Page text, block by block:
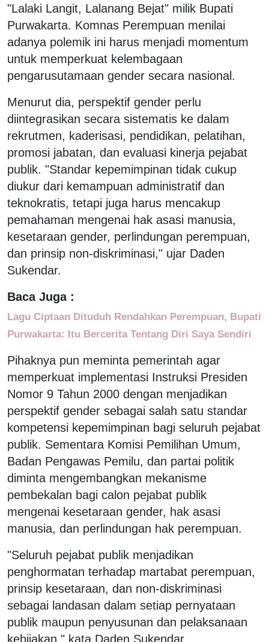
"Lalaki Langit, Lalanang Bejat" milik Bupati
Purwakarta. Komnas Perempuan menilai
adanya polemik ini harus menjadi momentum
untuk memperkuat kelembagaan
pengarusutamaan gender secara nasional.
Menurut dia, perspektif gender perlu
diintegrasikan secara sistematis ke dalam
rekrutmen, kaderisasi, pendidikan, pelatihan,
promosi jabatan, dan evaluasi kinerja pejabat
publik. "Standar kepemimpinan tidak cukup
diukur dari kemampuan administratif dan
teknokratis, tetapi juga harus mencakup
pemahaman mengenai hak asasi manusia,
kesetaraan gender, perlindungan perempuan,
dan prinsip non-diskriminasi," ujar Daden
Sukendar.
Baca Juga :
Lagu Ciptaan Dituduh Rendahkan Perempuan, Bupati
Purwakarta: Itu Bercerita Tentang Diri Saya Sendiri
Pihaknya pun meminta pemerintah agar
memperkuat implementasi Instruksi Presiden
Nomor 9 Tahun 2000 dengan menjadikan
perspektif gender sebagai salah satu standar
kompetensi kepemimpinan bagi seluruh pejabat
publik. Sementara Komisi Pemilihan Umum,
Badan Pengawas Pemilu, dan partai politik
diminta mengembangkan mekanisme
pembekalan bagi calon pejabat publik
mengenai kesetaraan gender, hak asasi
manusia, dan perlindungan hak perempuan.
"Seluruh pejabat publik menjadikan
penghormatan terhadap martabat perempuan,
prinsip kesetaraan, dan non-diskriminasi
sebagai landasan dalam setiap pernyataan
publik maupun penyusunan dan pelaksanaan
kebijakan," kata Daden Sukendar.